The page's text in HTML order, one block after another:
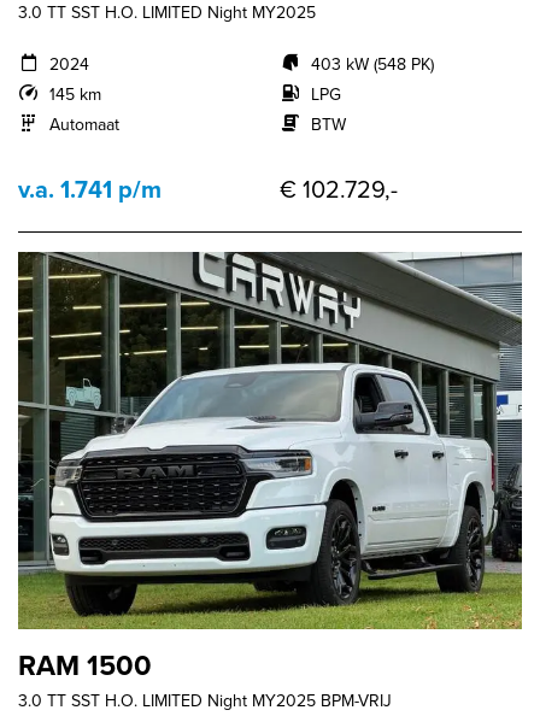
3.0 TT SST H.O. LIMITED Night MY2025
2024
145 km
Automaat
403 kW (548 PK)
LPG
BTW
v.a. 1.741 p/m € 102.729,-
RAM 1500
3.0 TT SST H.O. LIMITED Night MY2025 BPM-VRIJ